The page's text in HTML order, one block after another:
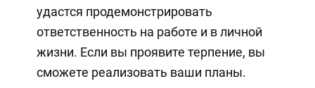
удастся продемонстрировать
ответственность на работе и в личной
жизни. Если вы проявите терпение, вы
сможете реализовать ваши планы.